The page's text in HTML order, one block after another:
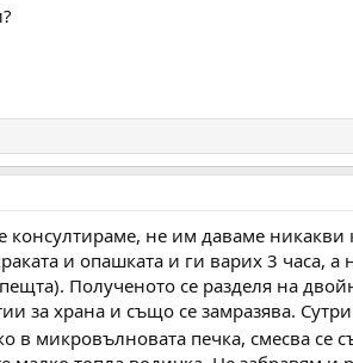
консултираме, не им даваме
и опашката и ги варих 3 часа, а
Полученото се разделя на
за храна и също се замразява.
в микровълновата печка, смесва се